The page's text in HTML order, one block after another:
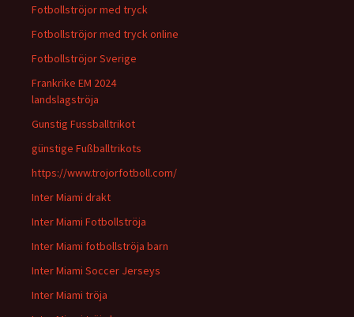
Fotbollströjor med tryck
Fotbollströjor med tryck online
Fotbollströjor Sverige
Frankrike EM 2024
landslagströja
Gunstig Fussballtrikot
günstige Fußballtrikots
https://www.trojorfotboll.com/
Inter Miami drakt
Inter Miami Fotbollströja
Inter Miami fotbollströja barn
Inter Miami Soccer Jerseys
Inter Miami tröja